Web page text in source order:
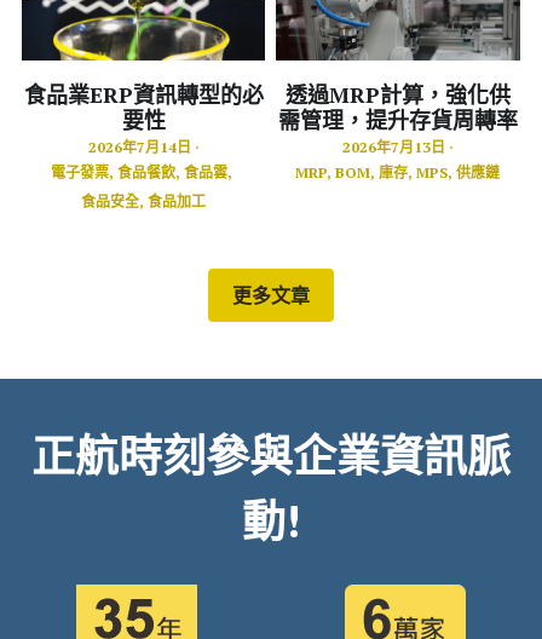
食品業ERP資訊轉型的必
要性
2026年7月14日 ·
電子發票, 食品餐飲, 食品雲,
食品安全, 食品加工
透過MRP計算，強化供
需管理，提升存貨周轉率
2026年7月13日 ·
MRP, BOM, 庫存, MPS, 供應鏈
更多文章
正航時刻參與企業資訊脈
動!